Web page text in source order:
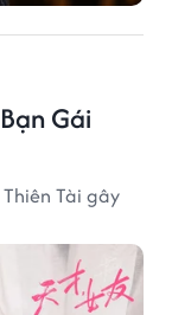
Gái
Tài gây